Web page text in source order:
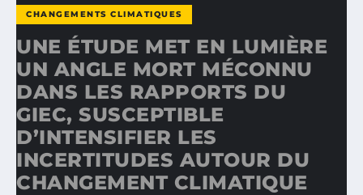
CHANGEMENTS CLIMATIQUES
UNE ÉTUDE MET EN LUMIÈRE
UN ANGLE MORT MÉCONNU
DANS LES RAPPORTS DU
GIEC, SUSCEPTIBLE
D’INTENSIFIER LES
INCERTITUDES AUTOUR DU
CHANGEMENT CLIMATIQUE